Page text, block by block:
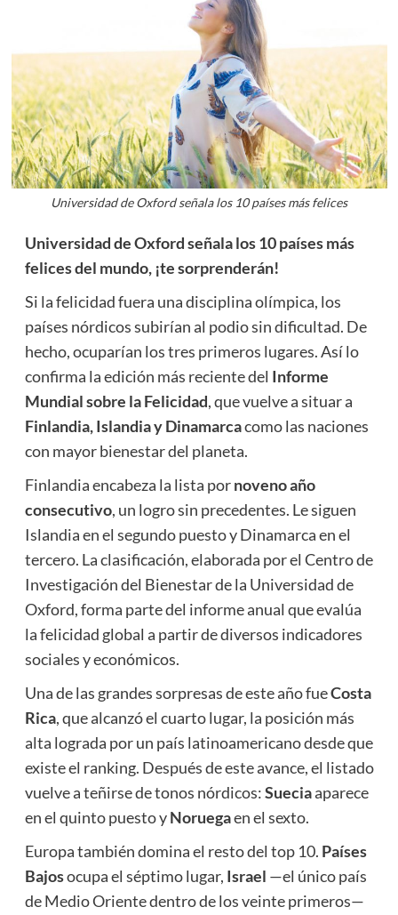
Universidad de Oxford señala los 10 países más felices
Universidad de Oxford señala los 10 países más
felices del mundo, ¡te sorprenderán!
Si la felicidad fuera una disciplina olímpica, los
países nórdicos subirían al podio sin dificultad. De
hecho, ocuparían los tres primeros lugares. Así lo
confirma la edición más reciente del Informe
Mundial sobre la Felicidad, que vuelve a situar a
Finlandia, Islandia y Dinamarcacomo las naciones
con mayor bienestar del planeta.
Finlandia encabeza la lista pornoveno año
consecutivo, un logro sin precedentes. Le siguen
Islandia en el segundo puesto y Dinamarca en el
tercero. La clasificación, elaborada por el Centro de
Investigación del Bienestar de la Universidad de
Oxford, forma parte del informe anual que evalúa
la felicidad global a partir de diversos indicadores
sociales y económicos.
Una de las grandes sorpresas de este año fueCosta
Rica, que alcanzó el cuarto lugar, la posición más
alta lograda por un país latinoamericano desde que
existe el ranking. Después de este avance, el listado
vuelve a teñirse de tonos nórdicos:Sueciaaparece
en el quinto puesto yNoruegaen el sexto.
Europa también domina el resto del top 10. Países
Bajosocupa el séptimo lugar, Israel —el único país
de Medio Oriente dentro de los veinte primeros—